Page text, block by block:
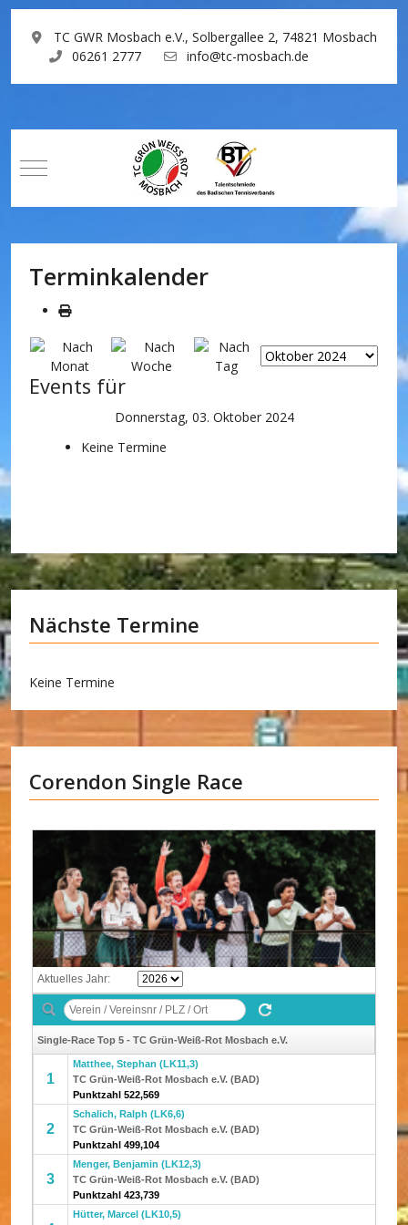
TC GWR Mosbach e.V., Solbergallee 2, 74821 Mosbach
06261 2777
info@tc-mosbach.de
Mobile Menu Toggle
Terminkalender
Events für
Donnerstag, 03. Oktober 2024
Keine Termine
Nächste Termine
Keine Termine
Corendon Single Race